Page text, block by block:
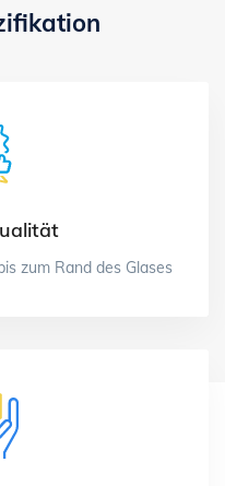
zum Rand des Glases